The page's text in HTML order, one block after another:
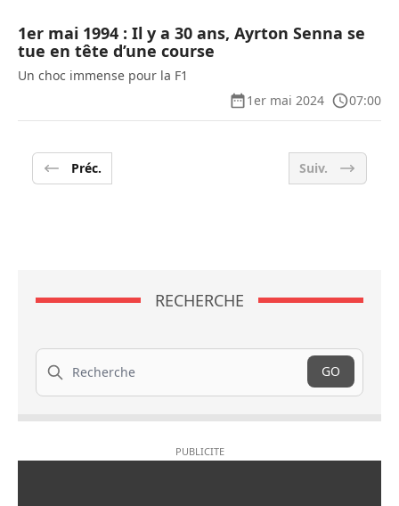
1er mai 1994 : Il y a 30 ans, Ayrton Senna se
tue en tête d’une course
Un choc immense pour la F1
1er mai 2024
07:00
Préc. Suiv.
RECHERCHE
Recherche
GO